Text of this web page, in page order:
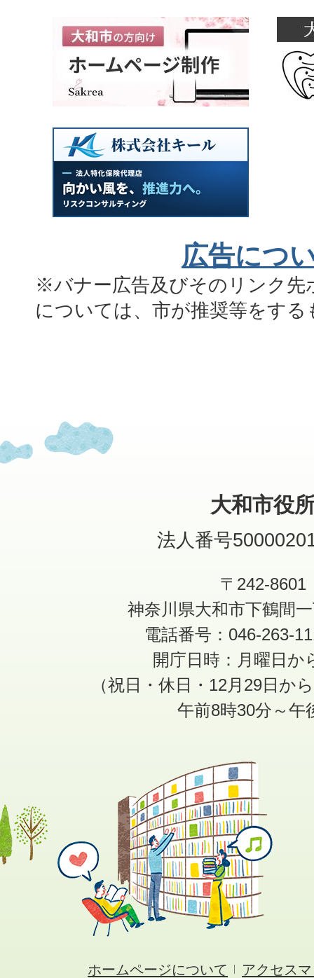
広告につ
※バナー広告及びそのリンク先
については、市が推奨等をす
大和市役
法人番号
〒242-8601
神奈川県大和市下鶴間
電話番号：046-263-
開庁日時：月曜日か
（祝日・休日・12月29日か
午前8時30分～午
ホームページについて アクセス